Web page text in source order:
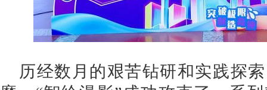
历经数月的艰苦钻研和实践探